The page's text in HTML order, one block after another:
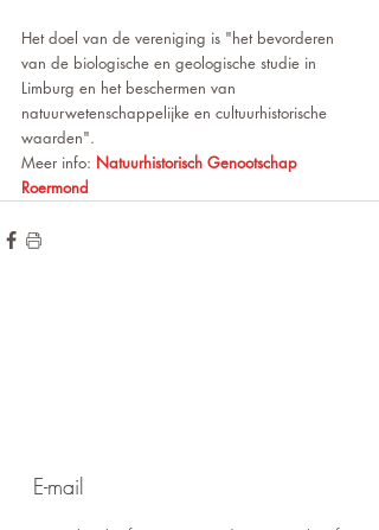
Het doel van de vereniging is "het bevorderen
van de biologische en geologische studie in
Limburg en het beschermen van
natuurwetenschappelijke en cultuurhistorische
waarden".
Meer info: Natuurhistorisch Genootschap
Roermond